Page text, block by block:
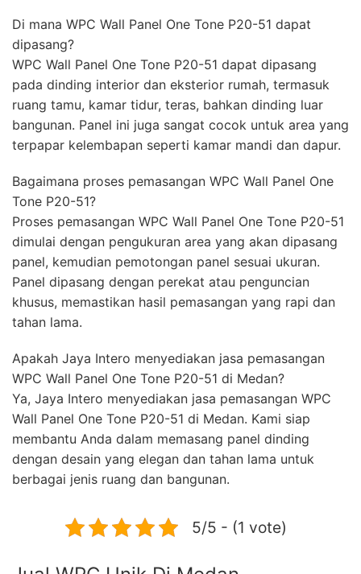
Di mana WPC Wall Panel One Tone P20-51 dapat
dipasang?
WPC Wall Panel One Tone P20-51 dapat dipasang
pada dinding interior dan eksterior rumah, termasuk
ruang tamu, kamar tidur, teras, bahkan dinding luar
bangunan. Panel ini juga sangat cocok untuk area yang
terpapar kelembapan seperti kamar mandi dan dapur.
Bagaimana proses pemasangan WPC Wall Panel One
Tone P20-51?
Proses pemasangan WPC Wall Panel One Tone P20-51
dimulai dengan pengukuran area yang akan dipasang
panel, kemudian pemotongan panel sesuai ukuran.
Panel dipasang dengan perekat atau penguncian
khusus, memastikan hasil pemasangan yang rapi dan
tahan lama.
Apakah Jaya Intero menyediakan jasa pemasangan
WPC Wall Panel One Tone P20-51 di Medan?
Ya, Jaya Intero menyediakan jasa pemasangan WPC
Wall Panel One Tone P20-51 di Medan. Kami siap
membantu Anda dalam memasang panel dinding
dengan desain yang elegan dan tahan lama untuk
berbagai jenis ruang dan bangunan.
5/5 - (1 vote)